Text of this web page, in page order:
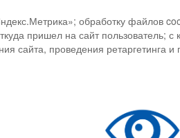
обработку файлов
пришел на сайт пользователь; с
сайта, проведения ретаргетинга и